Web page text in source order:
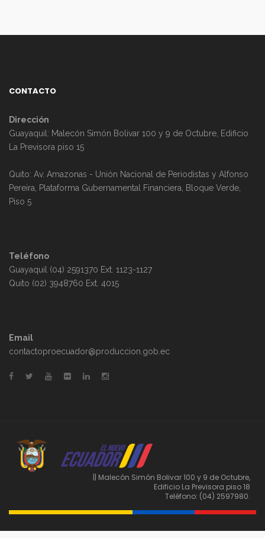
CONTACTO
Dirección
Guayaquil: Malecón Simón Bolivar 100 y 9 de Octubre, Edificio
La Previsora piso 15
Quito: Av. Amazonas - Unión Nacional de Periodistas y Alfonso
Pereira, Plataforma Gubernamental Financiera, Bloque Verde,
Piso 5
Teléfono
Guayaquil (04) 2591370 Ext. 1123-1127
Quito (02) 3948760 Ext. 4015
Email
contactoproecuador@produccion.gob.ec
|| Malecón Simón Bolivar 100 y 9 de Octubre,
Edificio La Previsora piso 18
Teléfono: (04) 2597980.